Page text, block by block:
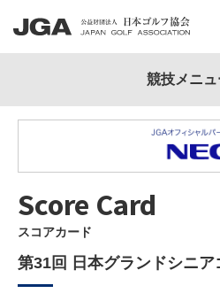
Score Card
スコアカード
第31回 日本グランドシニ
競技メニュ